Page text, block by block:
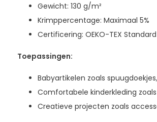
Gewicht: 130 g/m²
Krimppercentage: Maximaal 5%
Certificering: OEKO-TEX Standard
Toepassingen:
Babyartikelen zoals
Comfortabele kinderkleding
Creatieve projecten zoals